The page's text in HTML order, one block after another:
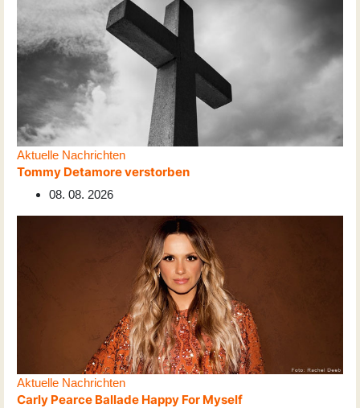
Aktuelle Nachrichten
Tommy Detamore verstorben
08. 08. 2026
Aktuelle Nachrichten
Carly Pearce Ballade Happy For Myself